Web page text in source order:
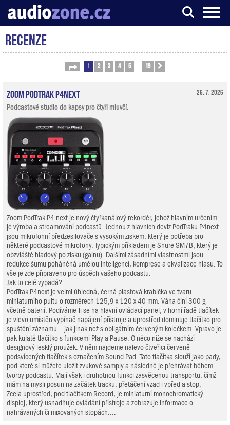
Server o digitálním zpracování zvuku
Recenze
Stránka 1z 19
1 2 3 4 5 19
26. 7. 2026
Zoom PodTrak P4next
Podcastové studio do kapsy pro čtyři mluvčí.
Zoom PodTrak P4 next je nový čtyřkanálový rekordér, jehož hlavním určením
je výroba a streamování podcastů. Jednou z hlavních deviz PodTraku P4next
jsou mikrofonní předzesilovače s vysokým ziskem, který je potřeba pro
některé podcastové mikrofony. Typickým příkladem je Shure SM7B, který je
obzvláště hladový po zisku (gainu). Dalšími zásadními vlastnostmi jsou
redukce šumu poháněná umělou inteligencí, komprese a ekvalizace hlasu. To
vše je zde připraveno pro úspěch vašeho podcastu.
Jak to celé vypadá?
PodTrak P4next je velmi úhledná, černá plastová krabička ve tvaru
miniaturního pultu o rozměrech 125,9 x 120 x 40 mm. Váha činí 300 g
včetně baterií. Podíváme-li se na hlavní ovládací panel, v horní řadě tlačítek
je vlevo umístěn vypínač napájení přístroje a uprostřed dominuje tlačítko pro
spuštění záznamu – jak jinak než s obligátním červeným kolečkem. Vpravo je
pak kulaté tlačítko s funkcemi Play a Pause. O něco níže se nachází
designový lesklý proužek. V něm najdeme nalevo čtveřici červeně
podsvícených tlačítek s označením Sound Pad. Tato tlačítka slouží jako pady,
pod které si můžete uložit zvukové samply a následně je přehrávat během
tvorby podcastu. Mají však i druhotnou funkci zasvěcenou transportu, čímž
mám na mysli posun na začátek tracku, přetáčení vzad i vpřed a stop.
Zcela uprostřed, pod tlačítkem Record, je miniaturní monochromatický
displej, který usnadňuje ovládání přístroje a zobrazuje informace o
nahrávaných či mixovaných stopách....